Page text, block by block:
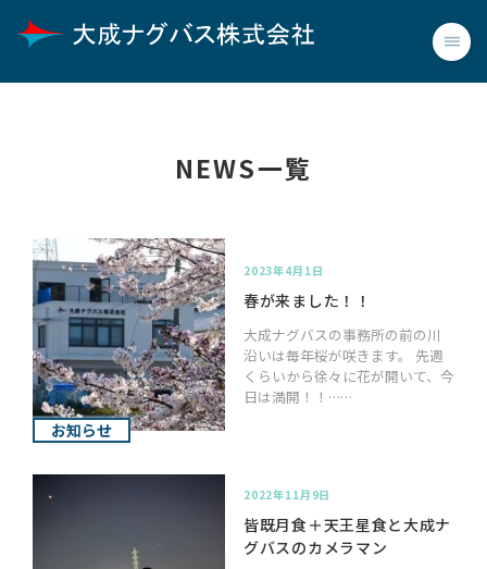
NEWS一覧
お知らせ
2023年4月1日
春が来ました！！
大成ナグバスの事務所の前の川
沿いは毎年桜が咲きます。 先週
くらいから徐々に花が開いて、今
日は満開！！……
2022年11月9日
皆既月食＋天王星食と大成ナ
グバスのカメラマン